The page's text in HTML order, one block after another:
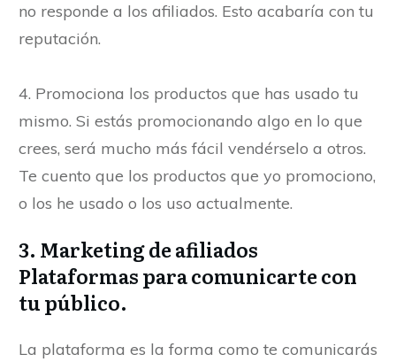
no responde a los afiliados. Esto acabaría con tu
reputación.
4. Promociona los productos que has usado tu
mismo. Si estás promocionando algo en lo que
crees, será mucho más fácil vendérselo a otros.
Te cuento que los productos que yo promociono,
o los he usado o los uso actualmente.
3. Marketing de afiliados
Plataformas para comunicarte con
tu público.
La plataforma es la forma como te comunicarás